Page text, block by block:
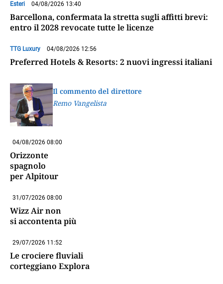
Esteri 04/08/2026 13:40
Barcellona, confermata la stretta sugli affitti brevi:
entro il 2028 revocate tutte le licenze
TTG Luxury 04/08/2026 12:56
Preferred Hotels & Resorts: 2 nuovi ingressi italiani
Il commento del direttore
Remo Vangelista
04/08/2026 08:00
Orizzonte
spagnolo
per Alpitour
31/07/2026 08:00
Wizz Air non
si accontenta più
29/07/2026 11:52
Le crociere fluviali
corteggiano Explora